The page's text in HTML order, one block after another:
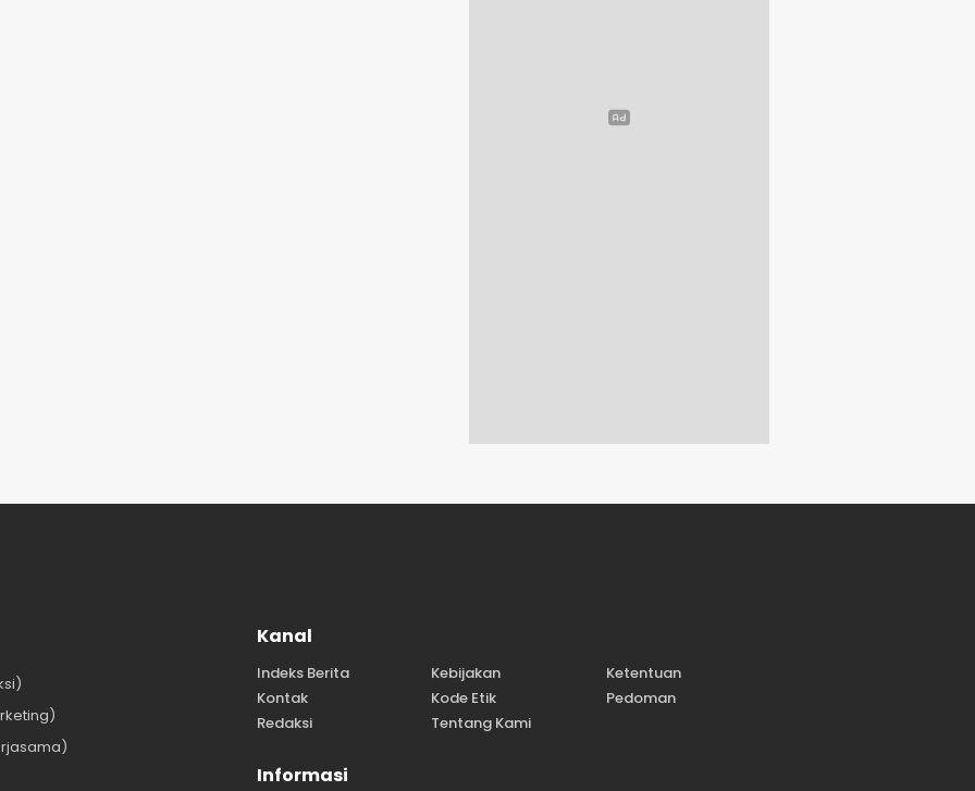
Kanal
Indeks Berita Kebijakan
Ketentuan
Kontak
Kode Etik
Pedoman
Redaksi
Tentang Kami
Informasi